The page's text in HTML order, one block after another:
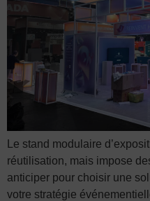
Le stand modulaire
réutilisation, mais impose
anticiper pour choisir une
votre stratégie